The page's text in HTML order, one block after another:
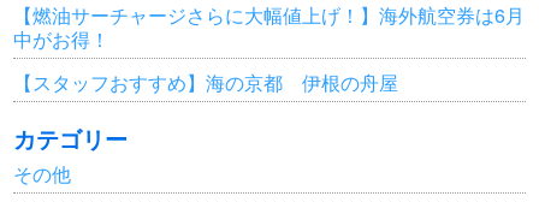
【燃油サーチャージさらに大幅値上げ！】海外航空券は6月
中がお得！
【スタッフおすすめ】海の京都 伊根の舟屋
カテゴリー
その他